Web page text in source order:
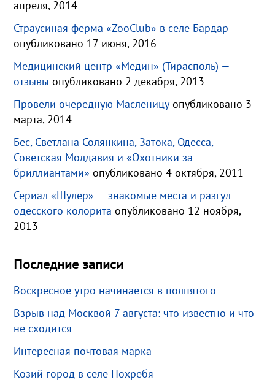
апреля, 2014
Страусиная ферма «ZooClub» в селе Бардар
опубликовано 17 июня, 2016
Медицинский центр «Медин» (Тирасполь) —
отзывы опубликовано 2 декабря, 2013
Провели очередную Масленицу опубликовано 3
марта, 2014
Бес, Светлана Солянкина, Затока, Одесса,
Советская Молдавия и «Охотники за
бриллиантами» опубликовано 4 октября, 2011
Сериал «Шулер» — знакомые места и разгул
одесского колорита опубликовано 12 ноября,
2013
Последние записи
Воскресное утро начинается в полпятого
Взрыв над Москвой 7 августа: что известно и что
не сходится
Интересная почтовая марка
Козий город в селе Похребя